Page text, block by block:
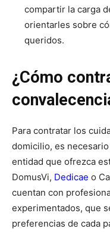
compartir la carga
orientarles sobre
queridos.
¿Cómo
Para contratar los
domicilio, es
entidad que ofrezca
DomusVi, Dedicae o
cuentan con
experimentados, que
preferencias de cada